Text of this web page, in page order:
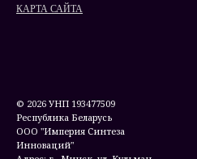
КАРТА САЙТА
© 2026 УНП 193477509
Республика Беларусь
ООО "Империя Синтеза
Инноваций"